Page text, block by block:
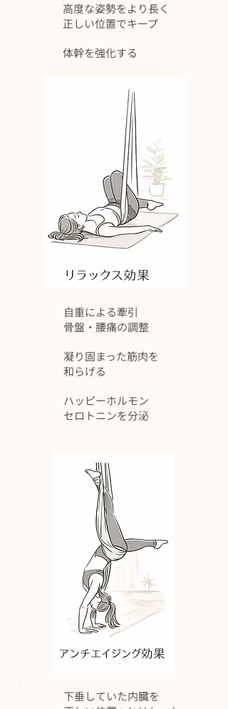
高度な姿勢をより長く
​正しい位置でキープ
体幹を強化する
自重による牽引
​骨盤・腰痛の調整
凝り固まった筋肉を
​和らげる
ハッピーホルモン
​セロトニンを分泌
下垂していた内臓を